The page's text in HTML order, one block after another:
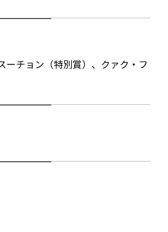
ーチョン（特別賞）、クァク・フ